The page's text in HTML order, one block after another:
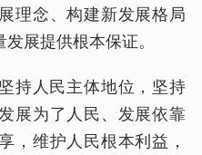
理念、构建新发展格局
展提供根本保证。
持人民主体地位，坚持
展为了人民、发展依靠
，维护人民根本利益，